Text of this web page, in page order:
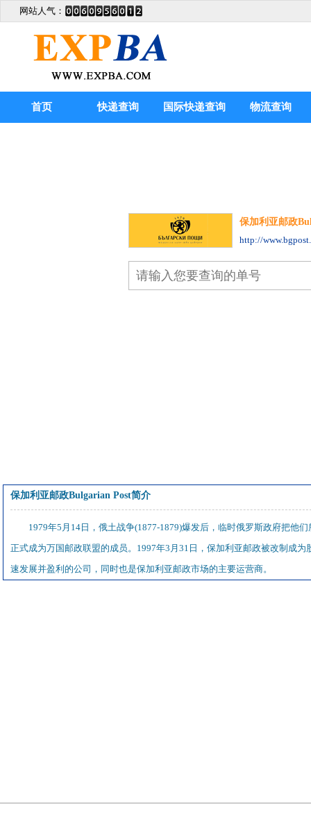
网站人气：
首页 快递查询 国际快递查询 物流查询
保加利亚邮政
http://
保加利亚邮政Bulgarian Post简介
1979年5月14日，俄土战争(1877-1879)爆发后，临时俄罗斯政府把他
正式成为万国邮政联盟的成员。1997年3月31日，保加利亚邮政被改制成
速发展并盈利的公司，同时也是保加利亚邮政市场的主要运营商。